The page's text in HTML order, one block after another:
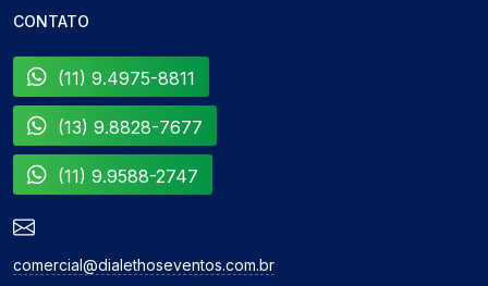
CONTATO
(11) 9.4975-8811
(13) 9.8828-7677
(11) 9.9588-2747
comercial@dialethoseventos.com.br